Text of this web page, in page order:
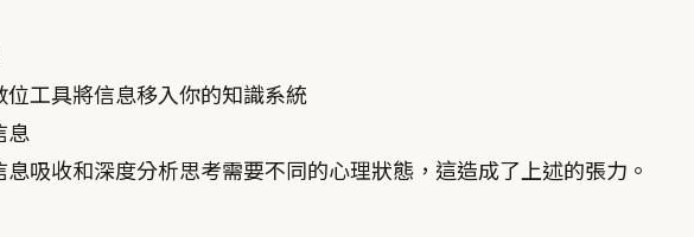
位工具將信息移入你的知識系統
息
吸收和深度分析思考需要不同的心理狀態，這造成了上述的張力。